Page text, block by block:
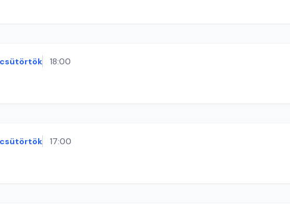
csütörtök 18:00
csütörtök 17:00